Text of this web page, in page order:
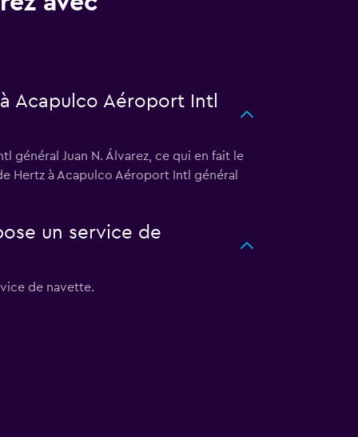
Acapulco Aéroport Intl
général Juan N. Álvarez, ce qui en fait le
Hertz à Acapulco Aéroport Intl général
un service de
de navette.